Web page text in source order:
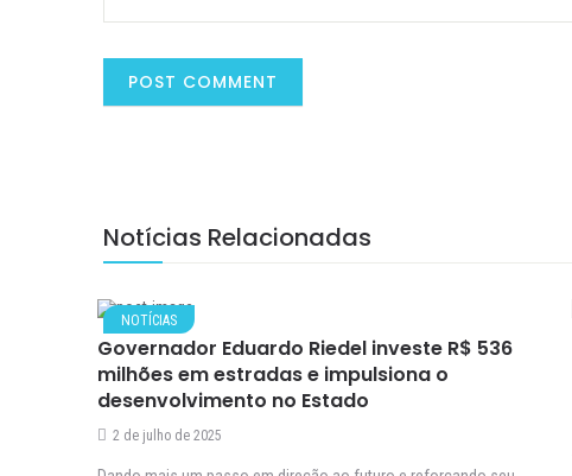
Notícias Relacionadas
NOTÍCIAS
Governador Eduardo Riedel investe R$ 536
milhões em estradas e impulsiona o
desenvolvimento no Estado
2 de julho de 2025